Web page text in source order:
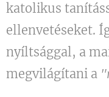
katolikus
ellenvetéseket.
nyíltsággal, a
megvilágítani a